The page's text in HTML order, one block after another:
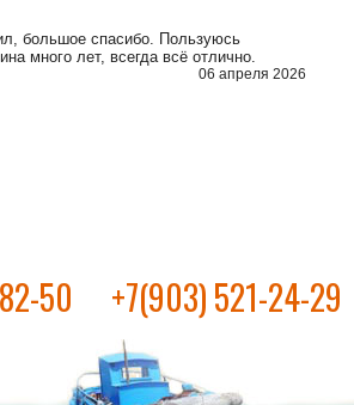
большое спасибо. Пользуюсь
много лет, всегда всё отлично.
06 апреля 2026
50 +7(903) 521-24-29